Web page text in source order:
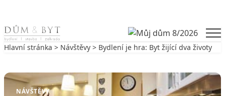
Skip to content
Hlavní stránka > Návštěvy > Bydlení je hra: Byt žijící dva životy
NÁVŠTĚVY